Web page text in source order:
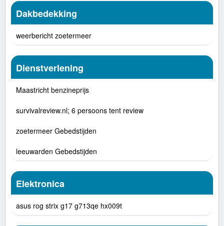
Dakbedekking
weerbericht zoetermeer
Dienstverlening
Maastricht benzineprijs
survivalreview.nl; 6 persoons tent review
zoetermeer Gebedstijden
leeuwarden Gebedstijden
Elektronica
asus rog strix g17 g713qe hx009t